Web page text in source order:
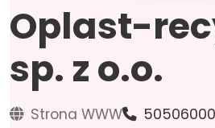
Oplast-
sp. z o.o.
Strona WWW